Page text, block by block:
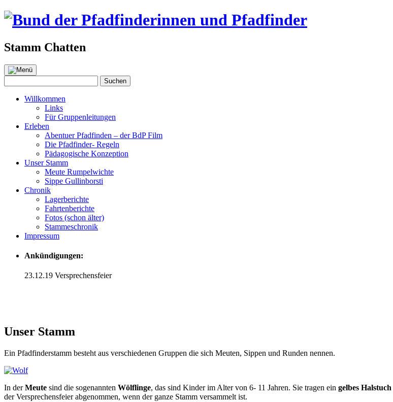
Stamm Chatten
Zum
Inhalt
springen
nach:
Suchen
Willkommen
Links
Für Gruppenleitungen
Erleben
Abentuer Pfadfinden – der BdP Film
Die Pfadfinder- Regeln
Pädagogische Konzeption
Unser Stamm
Meute Rumpelwichte
Sippe Gullinborsti
Chronik
Lagerberichte
Fahrtenberichte
Fotos (schon älter)
Stammeschronik
Impressum
Ankündigungen:
23.12.19 Versprechensfeier
Unser Stamm
Ein Pfadfinderstamm besteht aus verschiedenen Gruppen die sich Meuten, Sippen und Runden nennen.
In derMeute sind die sogenannten Wölflinge, das sind Kinder im Alter von 6- 11 Jahren. Sie tragen ein gelbes Halstuch
der Versprechensfeier abgenommen, wenn der ganze Stamm versammelt ist.